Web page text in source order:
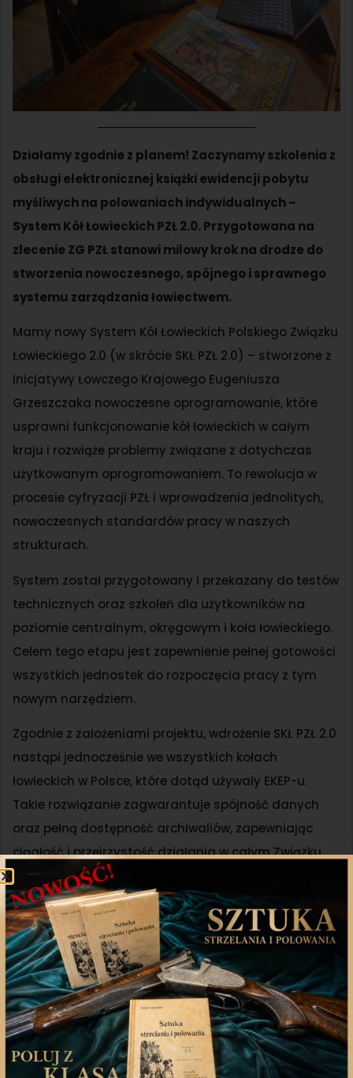
Działamy zgodnie z planem! Zaczynamy szkolenia z
obsługi elektronicznej książki ewidencji pobytu
myśliwych na polowaniach indywidualnych –
System Kół Łowieckich PZŁ 2.0. Przygotowana na
zlecenie ZG PZŁ stanowi milowy krok na drodze do
stworzenia nowoczesnego, spójnego i sprawnego
systemu zarządzania łowiectwem.
Mamy nowy System Kół Łowieckich Polskiego Związku
Łowieckiego 2.0 (w skrócie SKŁ PZŁ 2.0) – stworzone z
inicjatywy Łowczego Krajowego Eugeniusza
Grzeszczaka nowoczesne oprogramowanie, które
usprawni funkcjonowanie kół łowieckich w całym
kraju i rozwiąże problemy związane z dotychczas
użytkowanym oprogramowaniem. To rewolucja w
procesie cyfryzacji PZŁ i wprowadzenia jednolitych,
nowoczesnych standardów pracy w naszych
strukturach.
System został przygotowany i przekazany do testów
technicznych oraz szkoleń dla użytkowników na
poziomie centralnym, okręgowym i koła łowieckiego.
Celem tego etapu jest zapewnienie pełnej gotowości
wszystkich jednostek do rozpoczęcia pracy z tym
nowym narzędziem.
Zgodnie z założeniami projektu, wdrożenie SKŁ PZŁ 2.0
nastąpi jednocześnie we wszystkich kołach
łowieckich w Polsce, które dotąd używały EKEP-u.
Takie rozwiązanie zagwarantuje spójność danych
oraz pełną dostępność archiwaliów, zapewniając
ciągłość i przejrzystość działania w całym Związku.
Realizujemy plan, przechodząc przez kolejne etapy
wdrożenia. Zespół PZŁ we współpracy z
przedstawicielami okręgów i kół prowadzi
intensywne przygotowania, by proces przejścia na
nowy system przebiegł sprawnie i bez zakłóceń.
SKŁ PZŁ 2.0 to kolejny krok w budowie nowoczesnego,
zintegrowanego i transparentnego Polskiego
Związku Łowieckiego, odpowiadającego na potrzeby